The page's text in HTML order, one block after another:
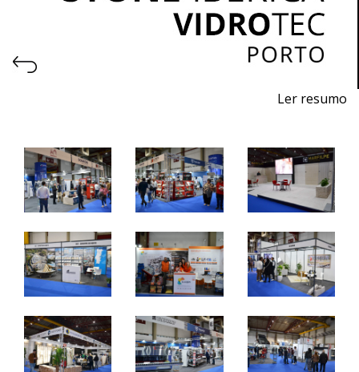
Ler resumo
Pavimentos e Revestimentos para a Construção Civil
Máquinas, Ferramentas, Acessórios e Tecnologias para
Vidro
De 27 a 29 de março de 2025 - EXPONOR, Matosinhos,
Porto
De quinta a sábado, 10h às 19h